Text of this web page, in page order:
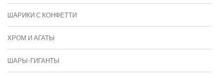
ШАРИКИ С КОНФЕТТИ
ХРОМ И АГАТЫ
ШАРЫ-ГИГАНТЫ